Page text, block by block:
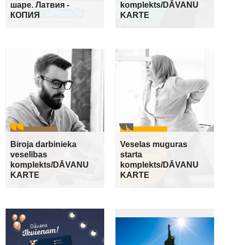
шаре. Латвия -
КОПИЯ
komplekts/DĀVANU
KARTE
Biroja darbinieka
veselības
komplekts/DĀVANU
KARTE
Veselas muguras
starta
komplekts/DĀVANU
KARTE